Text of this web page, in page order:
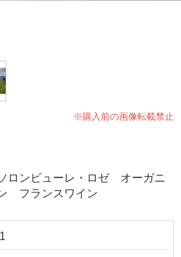
※購入前の画像転載禁止
ロンビューレ・ロゼ オーガニ
フランスワイン